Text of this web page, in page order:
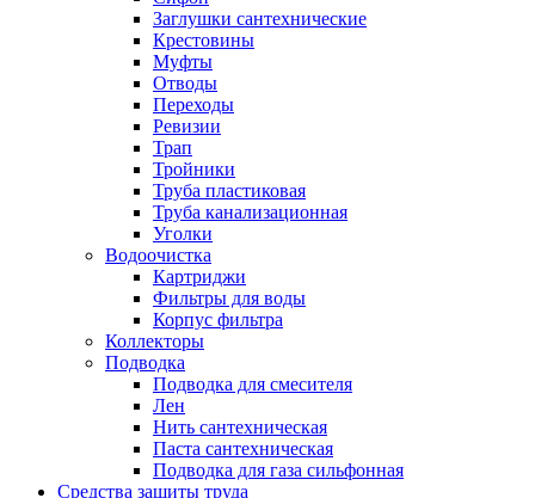
Заглушки сантехнические
Крестовины
Муфты
Отводы
Переходы
Ревизии
Трап
Тройники
Труба пластиковая
Труба канализационная
Уголки
Водоочистка
Картриджи
Фильтры для воды
Корпус фильтра
Коллекторы
Подводка
Подводка для смесителя
Лен
Нить сантехническая
Паста сантехническая
Подводка для газа сильфонная
Средства защиты труда